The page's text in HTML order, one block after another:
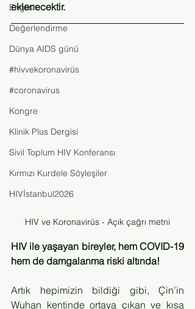
English
Değerlendirme
Dünya AIDS günü
#hivvekoronavirüs
#coronavirus
Kongre
Klinik Plus Dergisi
Sivil Toplum HIV Konferansı
Kırmızı Kurdele Söyleşiler
HIVİstanbul2026
eklenecektir.
HIV ve Koronavirüs - Açık çağrı metni
HIV ile yaşayan bireyler, hem COVID-19
hem de damgalanma riski altında!
Artık hepimizin bildiği gibi, Çin’in
Wuhan kentinde ortaya çıkan ve kısa